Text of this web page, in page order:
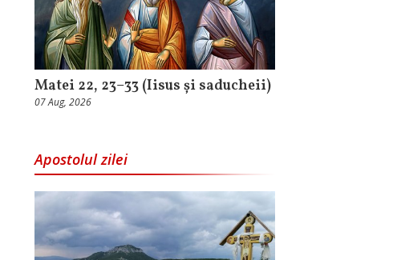
Matei 22, 23–33 (Iisus și saducheii)
07 Aug, 2026
Apostolul zilei